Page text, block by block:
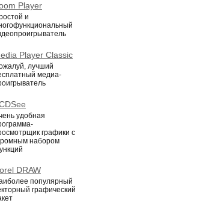
Player
и
Player Classic
лучший
медиа-
удобная
графики с
набором
DRAW
популярный
графический